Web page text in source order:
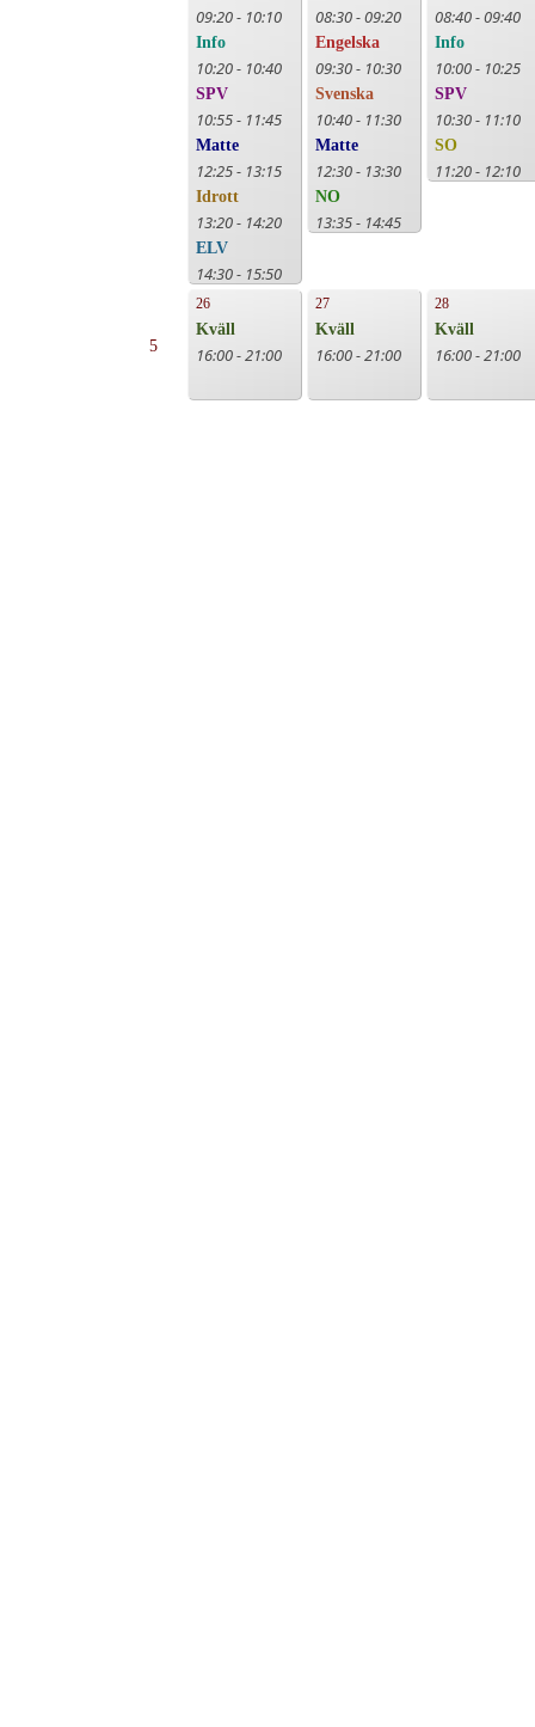
09:20 - 10:10
Info
10:20 - 10:40
SPV
10:55 - 11:45
Matte
12:25 - 13:15
Idrott
13:20 - 14:20
ELV
14:30 - 15:50
08:30 - 09:20
Engelska
09:30 - 10:30
Svenska
10:40 - 11:30
Matte
12:30 - 13:30
NO
13:35 - 14:45
08:40 - 09:40
Info
10:00 - 10:25
SPV
10:30 - 11:10
SO
11:20 - 12:10
5
26
Kväll
16:00 - 21:00
27
Kväll
16:00 - 21:00
28
Kväll
16:00 - 21:00